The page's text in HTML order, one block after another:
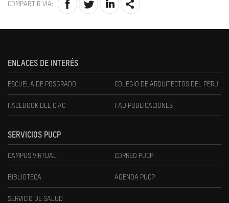
COMPARTIR VÍA:
ENLACES DE INTERÉS
ESCUELA DE POSGRADO COLEGIO DE ARQUITECTOS DEL PERÚ
FACEBOOK DEL CIAC FAU PUBLICACIONES
SERVICIOS PUCP
CAMPUS VIRTUAL CORREO PUCP
BIBLIOTECA AGENDA PUCP
SERVICIO DE SALUD